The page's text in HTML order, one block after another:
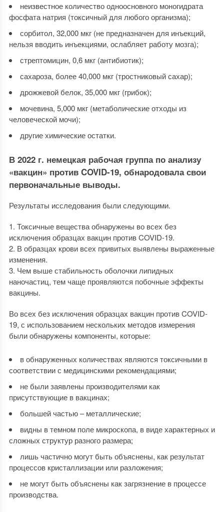
неизвестное количество одноосновного моногидрата
фосфата натрия (токсичный для любого организма);
сорбитол, 32,000 мкг (не предназначен для инъекций,
нельзя вводить инъекциями, ослабляет работу мозга);
стрептомицин, 0,6 мкг (антибиотик);
сахароза, более 40,000 мкг (тростниковый сахар);
дрожжевой белок, 35,000 мкг (грибок);
мочевина, 5,000 мкг (метаболические отходы из
человеческой мочи);
другие химические остатки.
В 2022 г. немецкая рабочая группа по анализу
«вакцин» против COVID-19, обнародовала свои
первоначальные выводы.
Результаты исследования были следующими.
1. Токсичные вещества обнаружены во всех без
исключения образцах вакцин против COVID-19.
2. В образцах крови всех привитых выявлены выраженные
изменения.
3. Чем выше стабильность оболочки липидных
наночастиц, тем чаще проявляются побочные эффекты
вакцины.
Во всех без исключения образцах вакцин против COVID-
19, с использованием нескольких методов измерения
были обнаружены компоненты, которые:
в обнаруженных количествах являются токсичными в
соответствии с медицинскими рекомендациями;
не были заявлены производителями как
присутствующие в вакцинах;
большей частью – металлические;
видны в темном поле микроскопа, в виде характерных и
сложных структур разного размера;
лишь частично могут быть объяснены, как результат
процессов кристаллизации или разложения;
не могут быть объяснены как загрязнение в процессе
производства.